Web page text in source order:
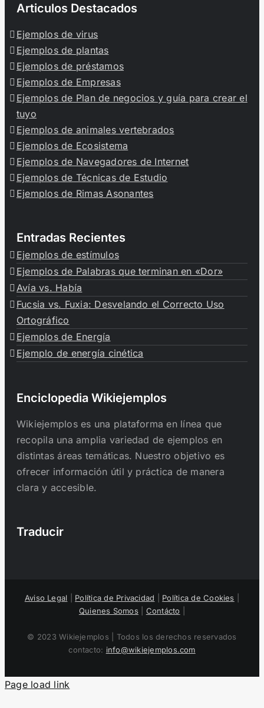
Articulos Destacados
Ejemplos de virus
Ejemplos de plantas
Ejemplos de préstamos
Ejemplos de Empresas
Ejemplos de Plan de negocios y guía para crear el
tuyo
Ejemplos de animales vertebrados
Ejemplos de Ecosistema
Ejemplos de Navegadores de Internet
Ejemplos de Técnicas de Estudio
Ejemplos de Rimas Asonantes
Entradas Recientes
Ejemplos de estímulos
Ejemplos de Palabras que terminan en «Dor»
Avía vs. Había
Fucsia vs. Fuxia: Desvelando el Correcto Uso
Ortográfico
Ejemplos de Energía
Ejemplo de energía cinética
Enciclopedia Wikiejemplos
Wikiejemplos es una plataforma en línea que
recopila una amplia variedad de ejemplos en
distintas áreas temáticas. Nuestro objetivo es
ofrecer información útil y práctica de manera
clara y accesible.
Traducir
Aviso Legal Política de Privacidad Política de Cookies
Quienes Somos
Contácto
© 2023 Wikiejemplos | Todos los derechos reservados
contacto: info@wikiejemplos.com
Page load link